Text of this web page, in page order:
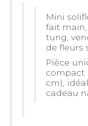
Mini
fait main,
tung,
de fleurs
Pièce
compact
cm),
cadeau